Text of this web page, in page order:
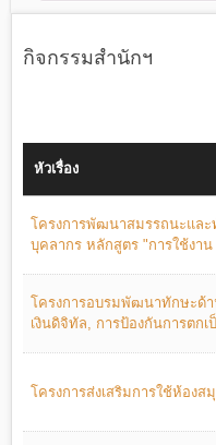
กิจกรรมสำนักฯ
หัวเรื่อง
โครงการพัฒนาสมรรถนะแล
บุคลากร หลักสูตร "การใช้งา
โครงการอบรมพัฒนาทักษะด้
เงินดิจิทัล, การป้องกันการตก
โครงการส่งเสริมการใช้ห้องส